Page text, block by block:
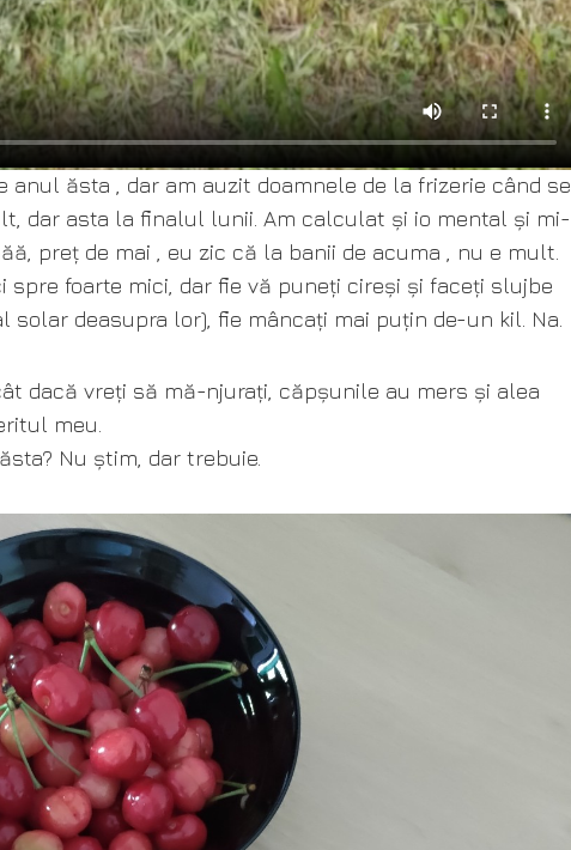
ăsta , dar am auzit doamnele de la frizerie când se
dar asta la finalul lunii. Am calculat și io mental și mi-
preț de mai , eu zic că la banii de acuma , nu e mult.
spre foarte mici, dar fie vă puneți cireși și faceți slujbe
deasupra lor), fie mâncați mai puțin de-un kil. Na.
dacă vreți să mă-njurați, căpșunile au mers și alea
meu.
Nu știm, dar trebuie.